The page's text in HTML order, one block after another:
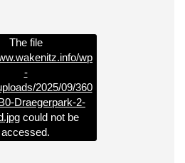
The file
wp
-
2025/09/360
Draegerpark-2-
could not be
accessed.